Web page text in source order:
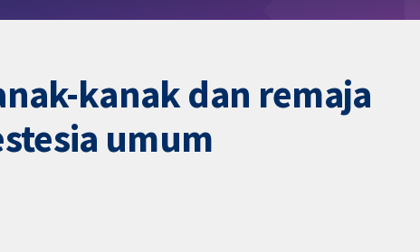
kanak dan remaja
umum